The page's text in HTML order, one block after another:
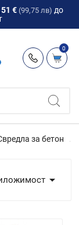
51 € (99,75 лв) до
0
за бетон
